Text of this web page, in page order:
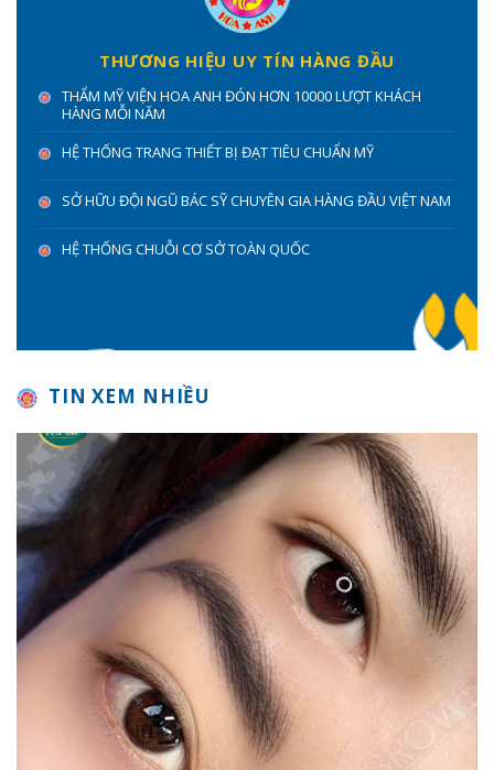
THƯƠNG HIỆU UY TÍN HÀNG ĐẦU
THẨM MỸ VIỆN HOA ANH ĐÓN HƠN 10000 LƯỢT KHÁCH
HÀNG MỖI NĂM
HỆ THỐNG TRANG THIẾT BỊ ĐẠT TIÊU CHUẨN MỸ
SỞ HỮU ĐỘI NGŨ BÁC SỸ CHUYÊN GIA HÀNG ĐẦU VIỆT NAM
HỆ THỐNG CHUỖI CƠ SỞ TOÀN QUỐC
TIN XEM NHIỀU